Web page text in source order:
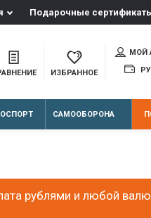
Подарочные
ИЗБРАННОЕ
МОЙ
САМООБОРОНА
рублями и любой